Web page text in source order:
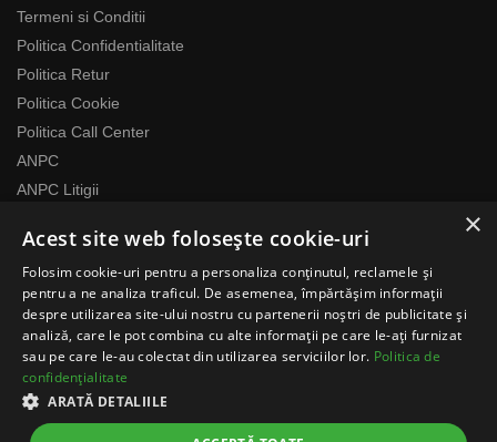
Termeni si Conditii
Politica Confidentialitate
Politica Retur
Politica Cookie
Politica Call Center
ANPC
ANPC Litigii
Despre noi
Echipa RomaniaMag este la dispozitia ta
Program relatii cu clientii
Luni-Vineri 07:00 – 17:00
Telefon: 0371783100
contact@romaniamag.ro
×
Acest site web folosește cookie-uri
Folosim cookie-uri pentru a personaliza conținutul, reclamele și
pentru a ne analiza traficul. De asemenea, împărtășim informații
despre utilizarea site-ului nostru cu partenerii noștri de publicitate și
analiză, care le pot combina cu alte informații pe care le-ați furnizat
sau pe care le-au colectat din utilizarea serviciilor lor. Politica de
confidențialitate
ARATĂ DETALIILE